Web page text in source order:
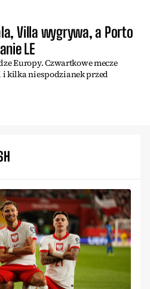
Villa wygrywa, a Porto
LE
Europy. Czwartkowe mecze
kilka niespodzianek przed